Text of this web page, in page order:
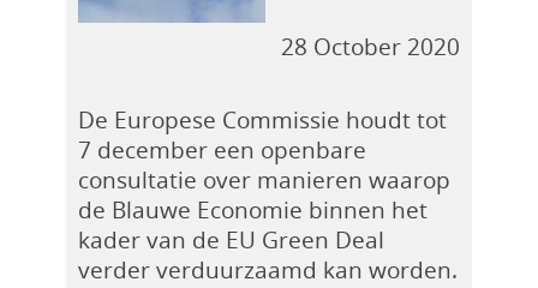
28 October 2020
De Europese Commissie houdt tot
7 december een openbare
consultatie over manieren waarop
de Blauwe Economie binnen het
kader van de EU Green Deal
verder verduurzaamd kan worden.